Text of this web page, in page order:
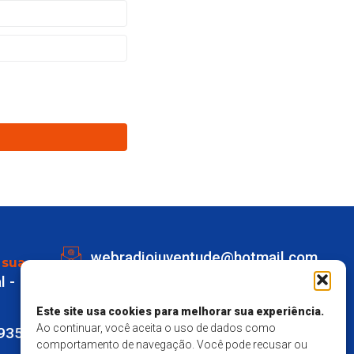
Este site usa cookies para melhorar sua experiência.
Ao continuar, você aceita o uso de dados como
comportamento de navegação. Você pode recusar ou
-
webradiojuventude@hotmail.com
Marechal Deodoro
Responsavel Técnico - Matheus